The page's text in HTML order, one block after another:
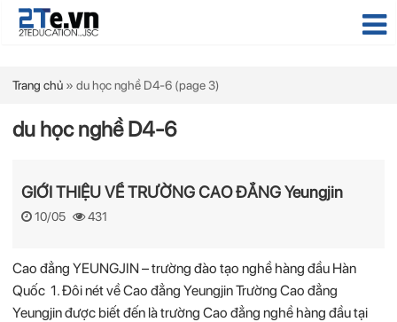
Trang chủ » du học nghề D4-6 (page 3)
du học nghề D4-6
GIỚI THIỆU VỀ TRƯỜNG CAO ĐẲNG Yeungjin
10/05 431
Cao đẳng YEUNGJIN – trường đào tạo nghề hàng đầu Hàn
Quốc 1. Đôi nét về Cao đẳng Yeungjin Trường Cao đẳng
Yeungjin được biết đến là trường Cao đẳng nghề hàng đầu tại